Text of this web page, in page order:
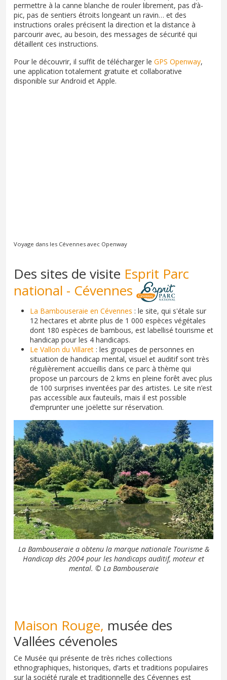
permettre à la canne blanche de rouler librement, pas d’à-
pic, pas de sentiers étroits longeant un ravin… et des
instructions orales précisent la direction et la distance à
parcourir avec, au besoin, des messages de sécurité qui
détaillent ces instructions.
Pour le découvrir, il suffit de télécharger le GPS Openway,
une application totalement gratuite et collaborative
disponible sur Android et Apple.
Voyage dans les Cévennes avec Openway
Des sites de visite Esprit Parc
national - Cévennes
La Bambouseraie en Cévennes : le site, qui s'étale sur
12 hectares et abrite plus de 1 000 espèces végétales
dont 180 espèces de bambous, est labellisé tourisme et
handicap pour les 4 handicaps.
Le Vallon du Villaret : les groupes de personnes en
situation de handicap mental, visuel et auditif sont très
régulièrement accueillis dans ce parc à thème qui
propose un parcours de 2 kms en pleine forêt avec plus
de 100 surprises inventées par des artistes. Le site n’est
pas accessible aux fauteuils, mais il est possible
d’emprunter une joëlette sur réservation.
La Bambouseraie a obtenu la marque nationale Tourisme &
Handicap dès 2004 pour les handicaps auditif, moteur et
mental. © La Bambouseraie
Maison Rouge, musée des
Vallées cévenoles
Ce Musée qui présente de très riches collections
ethnographiques, historiques, d’arts et traditions populaires
sur la société rurale et traditionnelle des Cévennes est